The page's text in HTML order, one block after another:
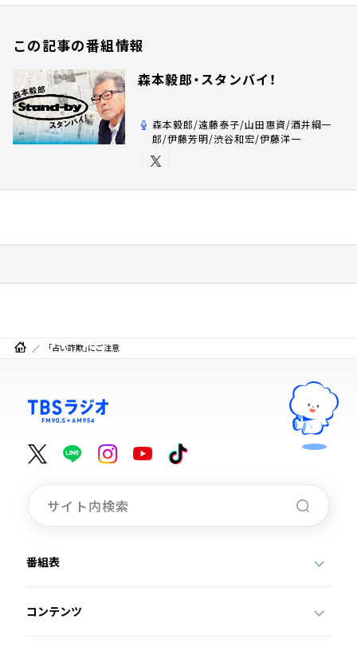
この記事の番組情報
森本毅郎・スタンバイ！
森本毅郎/遠藤泰子/山田惠資/酒井綱一
郎/伊藤芳明/渋谷和宏/伊藤洋一
「占い詐欺」にご注意
番組表
コンテンツ